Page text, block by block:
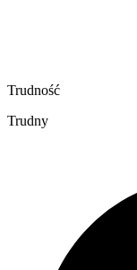
Trudność
Trudny